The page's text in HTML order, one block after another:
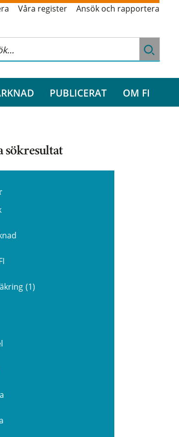
Våra register Ansök och rapportera
PUBLICERAT OM FI
sökresultat
(1)